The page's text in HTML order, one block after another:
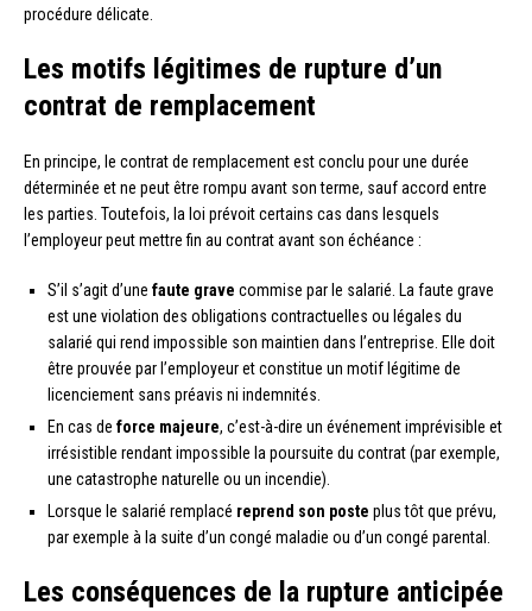
procédure délicate.
Les motifs légitimes de rupture d’un
contrat de remplacement
En principe, le contrat de remplacement est conclu pour une durée
déterminée et ne peut être rompu avant son terme, sauf accord entre
les parties. Toutefois, la loi prévoit certains cas dans lesquels
l’employeur peut mettre fin au contrat avant son échéance :
S’il s’agit d’une faute grave commise par le salarié. La faute grave
est une violation des obligations contractuelles ou légales du
salarié qui rend impossible son maintien dans l’entreprise. Elle doit
être prouvée par l’employeur et constitue un motif légitime de
licenciement sans préavis ni indemnités.
En cas de force majeure, c’est-à-dire un événement imprévisible et
irrésistible rendant impossible la poursuite du contrat (par exemple,
une catastrophe naturelle ou un incendie).
Lorsque le salarié remplacé reprend son poste plus tôt que prévu,
par exemple à la suite d’un congé maladie ou d’un congé parental.
Les conséquences de la rupture anticipée